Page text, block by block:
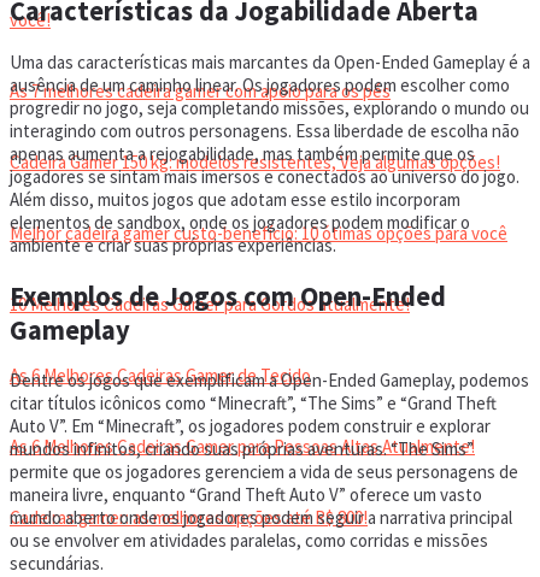
você!
As 7 melhores cadeira gamer com apoio para os pés
Cadeira Gamer 150 kg: modelos resistentes, Veja algumas opções!
Melhor cadeira gamer custo-benefício: 10 ótimas opções para você
10 Melhores Cadeiras Gamer para Gordos atualmente!
As 6 Melhores Cadeiras Gamer de Tecido
As 6 Melhores Cadeiras Gamer para Pessoas Altas Atualmente!
Cadeiras gamer: as melhores opções até R$ 800!
Características da Jogabilidade Aberta
Uma das características mais marcantes da Open-Ended Gameplay é a
ausência de um caminho linear. Os jogadores podem escolher como
progredir no jogo, seja completando missões, explorando o mundo ou
interagindo com outros personagens. Essa liberdade de escolha não
apenas aumenta a rejogabilidade, mas também permite que os
jogadores se sintam mais imersos e conectados ao universo do jogo.
Além disso, muitos jogos que adotam esse estilo incorporam
elementos de sandbox, onde os jogadores podem modificar o
ambiente e criar suas próprias experiências.
Exemplos de Jogos com Open-Ended
Gameplay
Dentre os jogos que exemplificam a Open-Ended Gameplay, podemos
citar títulos icônicos como “Minecraft”, “The Sims” e “Grand Theft
Auto V”. Em “Minecraft”, os jogadores podem construir e explorar
mundos infinitos, criando suas próprias aventuras. “The Sims”
permite que os jogadores gerenciem a vida de seus personagens de
maneira livre, enquanto “Grand Theft Auto V” oferece um vasto
mundo aberto onde os jogadores podem seguir a narrativa principal
ou se envolver em atividades paralelas, como corridas e missões
secundárias.